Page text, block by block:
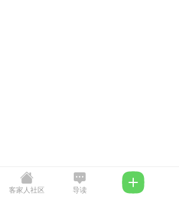
客家人社区 导读